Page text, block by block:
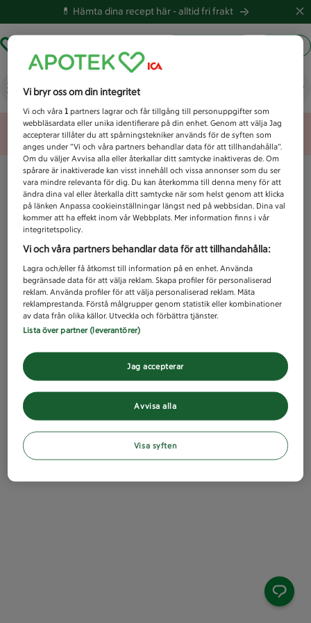
💊 Hämta dina recept här -alltid fri frakt
Vad letar du efter idag?
Unknown error
Vi bryr oss om din integritet
Vi och våra1 partners lagrar och får tillgång till personuppgifter som
webbläsardata eller unika identifierare på din enhet. Genom att välja Jag
accepterar tillåter du att spårningstekniker används för de syften som
anges under ”Vi och våra partners behandlar data för att tillhandahålla”.
Om du väljer Avvisa alla eller återkallar ditt samtycke inaktiveras de. Om
spårare är inaktiverade kan visst innehåll och vissa annonser som du ser
vara mindre relevanta för dig. Du kan återkomma till denna meny för att
ändra dina val eller återkalla ditt samtycke när som helst genom att klicka
på länken Anpassa cookieinställningar längst ned på webbsidan. Dina val
kommer att ha effekt inom vår Webbplats. Mer information finns i vår
integritetspolicy.
Vi och våra partners behandlar data för att tillhandahålla:
Lagra och/eller få åtkomst till information på en enhet. Använda
begränsade data för att välja reklam. Skapa profiler för personaliserad
reklam. Använda profiler för att välja personaliserad reklam. Mäta
reklamprestanda. Förstå målgrupper genom statistik eller kombinationer
av data från olika källor. Utveckla och förbättra tjänster.
Lista över partner (leverantörer)
Avvisa alla
Jag accepterar
Visa syften